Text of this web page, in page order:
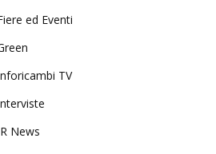
ed Eventi
TV
News